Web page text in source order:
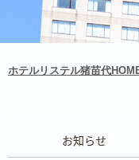
ホテルリステル猪苗代